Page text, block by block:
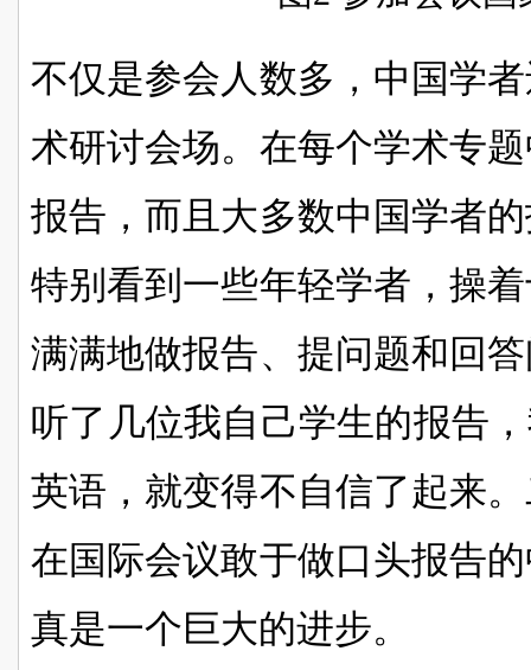
不仅是参会人数多，中国学
术研讨会场。在每个学术专
报告，而且大多数中国学者
特别看到一些年轻学者，操
满满地做报告、提问题和回
听了几位我自己学生的报告
英语，就变得不自信了起来
在国际会议敢于做口头报告
真是一个巨大的进步。